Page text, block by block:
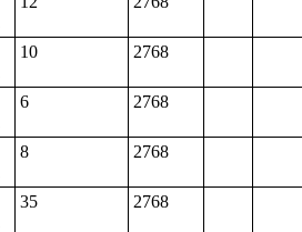
10 2768
6 2768
8 2768
35 2768